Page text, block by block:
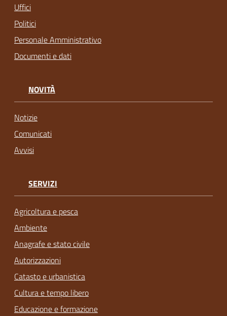
Uffici
Politici
Personale Amministrativo
Documenti e dati
NOVITÀ
Notizie
Comunicati
Avvisi
SERVIZI
Agricoltura e pesca
Ambiente
Anagrafe e stato civile
Autorizzazioni
Catasto e urbanistica
Cultura e tempo libero
Educazione e formazione